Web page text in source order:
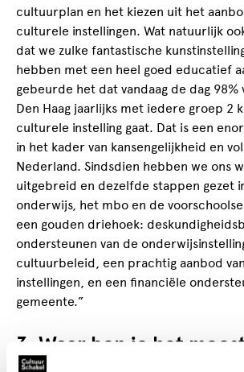
cultuurplan en het kiezen uit het
culturele instellingen. Wat natuurlijk
dat we zulke fantastische
hebben met een heel goed educatief
gebeurde het dat vandaag de dag 98%
Den Haag jaarlijks met iedere groep 2
culturele instelling gaat. Dat is een
in het kader van kansengelijkheid en
Nederland. Sindsdien hebben we ons
uitgebreid en dezelfde stappen gezet
onderwijs, het mbo en de
een gouden driehoek:
ondersteunen van de
cultuurbeleid, een prachtig aanbod
instellingen, en een financiële
gemeente.”
3. Waar ben je het